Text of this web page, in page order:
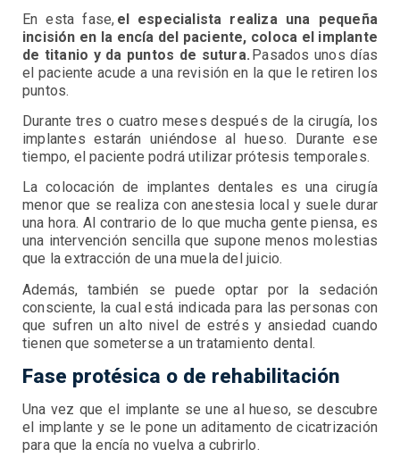
En esta fase, el especialista realiza una pequeña
incisión en la encía del paciente, coloca el implante
de titanio y da puntos de sutura. Pasados unos días
el paciente acude a una revisión en la que le retiren los
puntos.
Durante tres o cuatro meses después de la cirugía, los
implantes estarán uniéndose al hueso. Durante ese
tiempo, el paciente podrá utilizar prótesis temporales.
La colocación de implantes dentales es una cirugía
menor que se realiza con anestesia local y suele durar
una hora. Al contrario de lo que mucha gente piensa, es
una intervención sencilla que supone menos molestias
que la extracción de una muela del juicio.
Además, también se puede optar por la sedación
consciente, la cual está indicada para las personas con
que sufren un alto nivel de estrés y ansiedad cuando
tienen que someterse a un tratamiento dental.
Fase protésica o de rehabilitación
Una vez que el implante se une al hueso, se descubre
el implante y se le pone un aditamento de cicatrización
para que la encía no vuelva a cubrirlo.